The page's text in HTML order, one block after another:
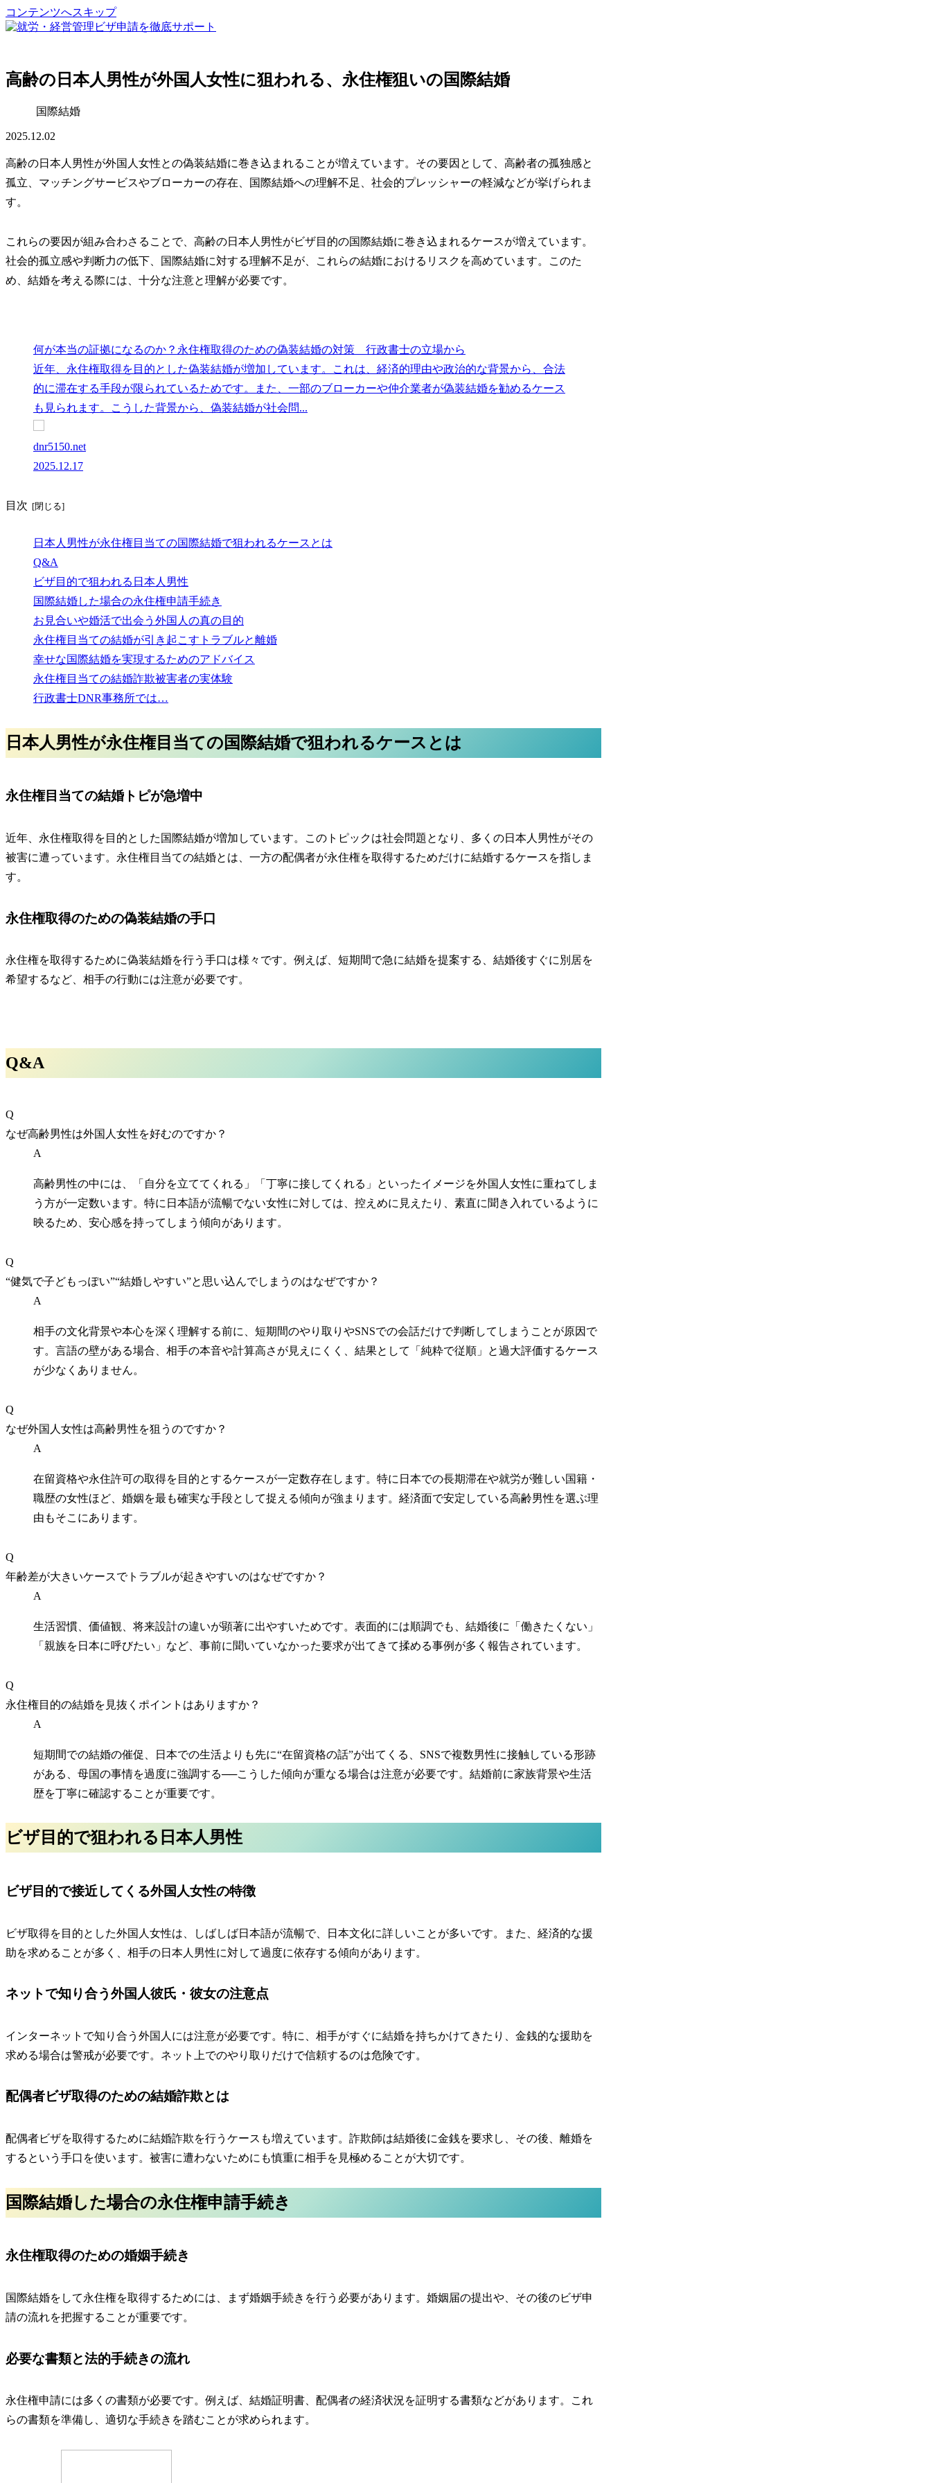
コンテンツへスキップ
高齢の日本人男性が外国人女性に狙われる、永住権狙いの国際結婚
国際結婚
2025.12.02
高齢の日本人男性が外国人女性との偽装結婚に巻き込まれることが増えています。その要因として、 高齢者の孤独感と
孤立 、マッチングサービスやブローカーの存在、 国際結婚への理解不足
、社会的プレッシャーの軽減などが挙げられま
す。
これらの要因が組み合わさることで、高齢の日本人男性がビザ目的の国際結婚に巻き込まれるケースが増えています。
社会的孤立感や判断力の低下、国際結婚に対する理解不足が、これらの結婚におけるリスクを高めています。このた
め、結婚を考える際には、十分な注意と理解が必要です。
何が本当の証拠になるのか？永住権取得のための偽装結婚の対策 行政書士の立場から
近年、永住権取得を目的とした偽装結婚が増加しています。これは、経済的理由や政治的な背景から、合法
的に滞在する手段が限られているためです。また、一部のブローカーや仲介業者が偽装結婚を勧めるケース
も見られます。こうした背景から、偽装結婚が社会問...
dnr5150.net
2025.12.17
目次
日本人男性が永住権目当ての国際結婚で狙われるケースとは
Q&A
ビザ目的で狙われる日本人男性
国際結婚した場合の永住権申請手続き
お見合いや婚活で出会う外国人の真の目的
永住権目当ての結婚が引き起こすトラブルと離婚
幸せな国際結婚を実現するためのアドバイス
永住権目当ての結婚詐欺被害者の実体験
行政書士DNR事務所では…
日本人男性が永住権目当ての国際結婚で狙われるケースとは
永住権目当ての結婚トピが急増中
近年、 永住権取得を目的とした国際結婚が増加 しています。このトピックは社会問題となり、多くの日本人男性がその
被害に遭っています。永住権目当ての結婚とは、一方の配偶者が永住権を取得するためだけに結婚するケースを指しま
す。
永住権取得のための偽装結婚の手口
永住権を取得するために偽装結婚を行う手口は様々です。例えば、 短期間で急に結婚を提案する、結婚後すぐに別居を
希望するなど、相手の行動には注意が必要です。
Q&A
Q
なぜ高齢男性は外国人女性を好むのですか？
A
高齢男性の中には、「自分を立ててくれる」「丁寧に接してくれる」といったイメージを外国人女性に重ねてしま
う方が一定数います。特に日本語が流暢でない女性に対しては、控えめに見えたり、素直に聞き入れているように
映るため、 安心感を持ってしまう 傾向があります。
Q
“健気で子どもっぽい”“結婚しやすい”と思い込んでしまうのはなぜですか？
A
相手の文化背景や本心を深く理解する前に、短期間のやり取りやSNSでの会話だけで判断してしまうことが原因で
す。言語の壁がある場合、相手の本音や計算高さが見えにくく、結果として「純粋で従順」と過大評価するケース
が少なくありません。
Q
なぜ外国人女性は高齢男性を狙うのですか？
A
在留資格や永住許可の取得を目的とするケースが一定数存在 します。特に日本での長期滞在や就労が難しい国籍・
職歴の女性ほど、婚姻を最も確実な手段として捉える傾向が強まります。経済面で安定している高齢男性を選ぶ理
由もそこにあります。
Q
年齢差が大きいケースでトラブルが起きやすいのはなぜですか？
A
生活習慣、価値観、将来設計の違いが顕著に出やすいためです。表面的には順調でも、結婚後に「働きたくない」
「親族を日本に呼びたい」など、事前に聞いていなかった要求が出てきて揉める事例が多く報告されています。
Q
永住権目的の結婚を見抜くポイントはありますか？
A
短期間での結婚の催促、日本での生活よりも先に“在留資格の話”が出てくる、SNSで複数男性に接触している形跡
がある、母国の事情を過度に強調する──こうした傾向が重なる場合は注意が必要です。結婚前に家族背景や生活
歴を丁寧に確認することが重要です。
ビザ目的で狙われる日本人男性
ビザ目的で接近してくる外国人女性の特徴
ビザ取得を目的とした外国人女性は、しばしば日本語が流暢で、日本文化に詳しいことが多いです。また、 経済的な援
助を求める ことが多く、相手の日本人男性に対して過度に依存する傾向があります。
ネットで知り合う外国人彼氏・彼女の注意点
インターネットで知り合う外国人には注意が必要です。特に、相手がすぐに結婚を持ちかけてきたり
金銭的な援助を
求める場合は警戒が必要です。ネット上でのやり取りだけで信頼するのは危険です。
配偶者ビザ取得のための結婚詐欺とは
配偶者ビザを取得するために結婚詐欺を行うケースも増えています。詐欺師は結婚後に金銭を要求し、その後、離婚を
するという手口を使います。被害に遭わないためにも慎重に相手を見極めることが大切です。
国際結婚した場合の永住権申請手続き
永住権取得のための婚姻手続き
国際結婚をして永住権を取得するためには、まず婚姻手続きを行う必要があります。婚姻届の提出や、その後のビザ申
請の流れを把握することが重要です。
必要な書類と法的手続きの流れ
永住権申請には多くの書類が必要です。例えば、 結婚証明書 配偶者の経済状況を証明する書類などがあります。これ
らの書類を準備し、適切な手続きを踏むことが求められます。